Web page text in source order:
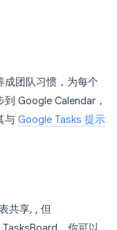
成团队习惯，为每个
Google Calendar，
与 Google Tasks 提示
共享, , 但